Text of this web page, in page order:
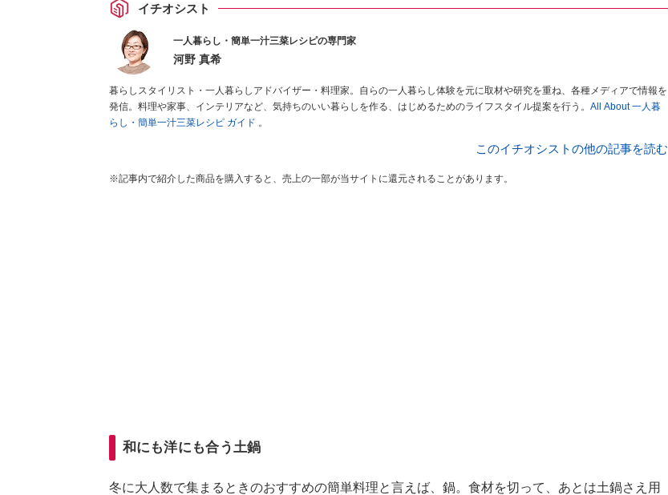
イチオシスト
一人暮らし・簡単一汁三菜レシピの専門家
河野 真希
暮らしスタイリスト・一人暮らしアドバイザー・料理家。自らの一人暮らし体験を元に取材や研究を重ね、各種メディアで情報を
発信。料理や家事、インテリアなど、気持ちのいい暮らしを作る、はじめるためのライフスタイル提案を行う。 All About 一人暮
らし・簡単一汁三菜レシピ ガイド 。
このイチオシストの他の記事を読む
※記事内で紹介した商品を購入すると、売上の一部が当サイトに還元されることがあります。
和にも洋にも合う土鍋
冬に大人数で集まるときのおすすめの簡単料理と言えば、鍋。食材を切って、あとは土鍋さえ用